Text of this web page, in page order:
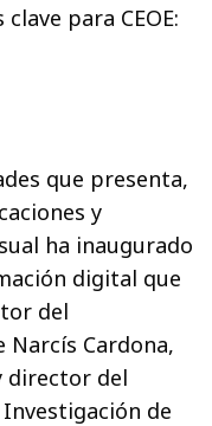
para CEOE:
que presenta,
y
ha inaugurado
digital que
del
Cardona,
director del
de